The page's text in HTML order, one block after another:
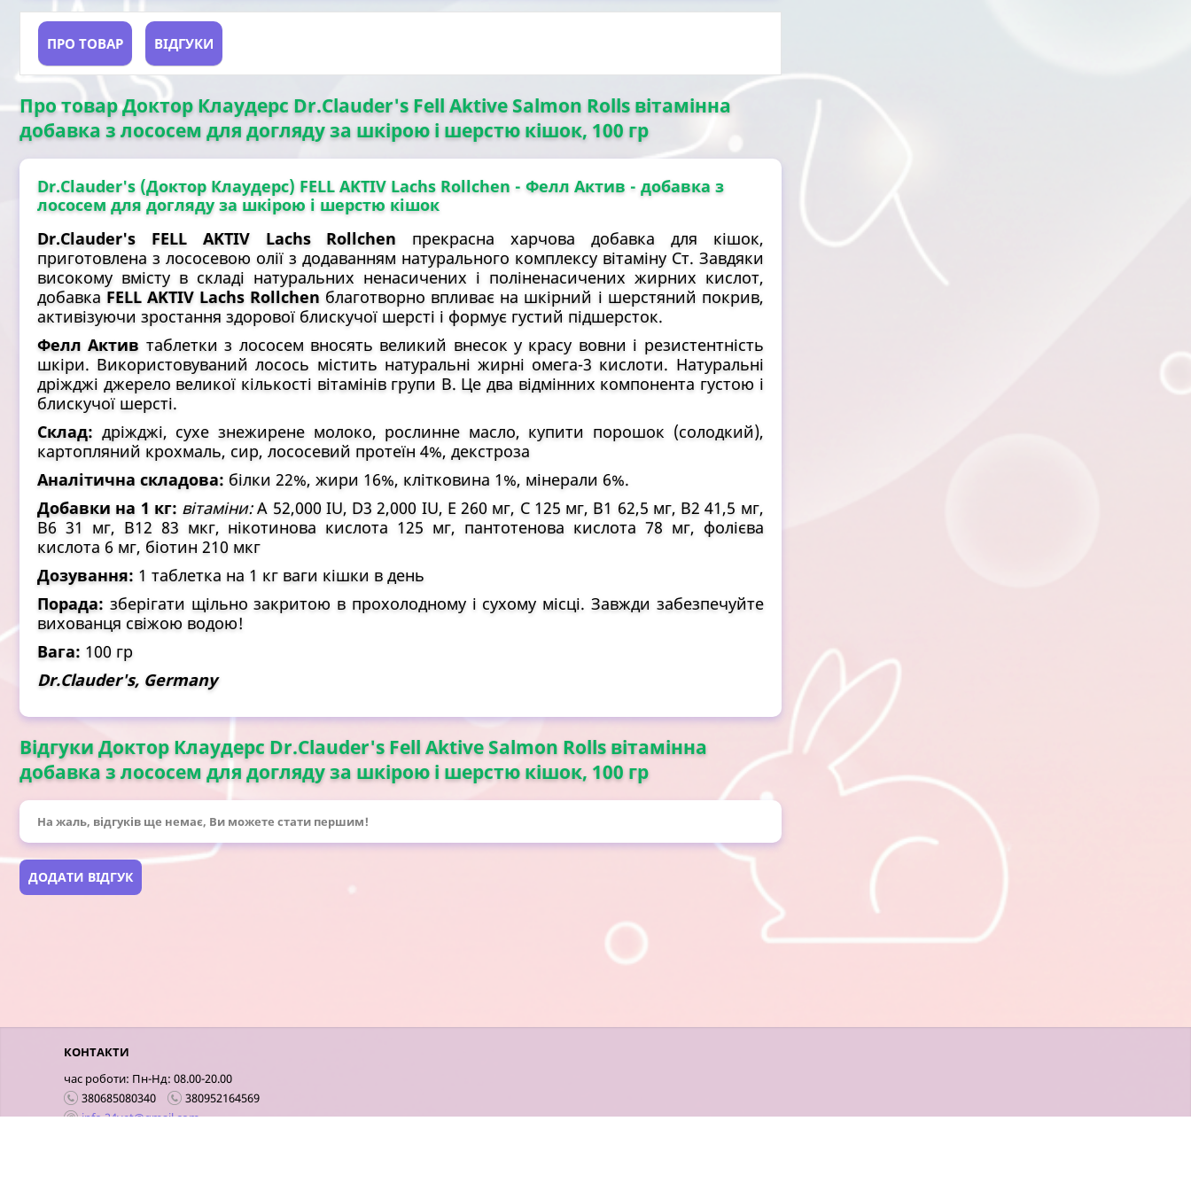
ПРО ТОВАР ВІДГУКИ
Про товар Доктор Клаудерс Dr.Clauder's Fell Aktive Salmon Rolls вітамінна
добавка з лососем для догляду за шкірою і шерстю кішок, 100 гр
Dr.Clauder's (Доктор Клаудерс) FELL AKTIV Lachs Rollchen - Фелл Актив - добавка з
лососем для догляду за шкірою і шерстю кішок
Dr.Clauder's FELL AKTIV Lachs Rollchen прекрасна харчова добавка для кішок,
приготовлена з лососевою олії з додаванням натурального комплексу вітаміну Ст. Завдяки
високому вмісту в складі натуральних ненасичених і поліненасичених жирних кислот,
добавка FELL AKTIV Lachs Rollchen благотворно впливає на шкірний і шерстяний покрив,
активізуючи зростання здорової блискучої шерсті і формує густий підшерсток.
Фелл Актив таблетки з лососем вносять великий внесок у красу вовни і резистентність
шкіри. Використовуваний лосось містить натуральні жирні омега-3 кислоти. Натуральні
дріжджі джерело великої кількості вітамінів групи В. Це два відмінних компонента густою і
блискучої шерсті.
Склад: дріжджі, сухе знежирене молоко, рослинне масло, купити порошок (солодкий),
картопляний крохмаль, сир, лососевий протеїн 4%, декстроза
Аналітична складова: білки 22%, жири 16%, клітковина 1%, мінерали 6%.
Добавки на 1 кг: вітаміни:A 52,000 IU, D3 2,000 IU, E 260 мг, C 125 мг, B1 62,5 мг, B2 41,5 мг,
B6 31 мг, B12 83 мкг, нікотинова кислота 125 мг, пантотенова кислота 78 мг, фолієва
кислота 6 мг, біотин 210 мкг
Дозування: 1 таблетка на 1 кг ваги кішки в день
Порада: зберігати щільно закритою в прохолодному і сухому місці. Завжди забезпечуйте
вихованця свіжою водою!
Вага: 100 гр
Dr.Clauder's, Germany
Відгуки Доктор Клаудерс Dr.Clauder's Fell Aktive Salmon Rolls вітамінна
добавка з лососем для догляду за шкірою і шерстю кішок, 100 гр
На жаль, відгуків ще немає, Ви можете стати першим!
ДОДАТИ ВІДГУК
КОНТАКТИ
час роботи: Пн-Нд: 08.00-20.00
380685080340
380952164569
info.24vet@gmail.com